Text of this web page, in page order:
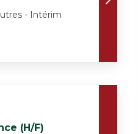
- Intérim
(H/F)